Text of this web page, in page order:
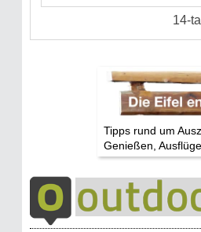
Tipps rund um
Genießen,